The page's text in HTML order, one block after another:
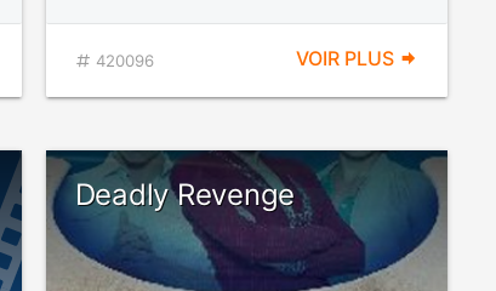
420096 VOIR PLUS
Deadly Revenge